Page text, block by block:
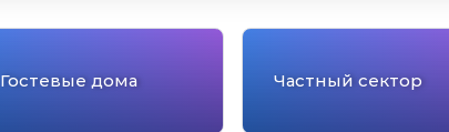
Гостевые дома Частный сектор